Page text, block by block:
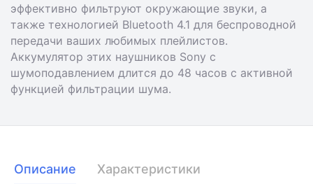
эффективно фильтруют окружающие звуки, а
также технологией Bluetooth 4.1 для беспроводной
передачи ваших любимых плейлистов.
Аккумулятор этих наушников Sony с
шумоподавлением длится до 48 часов с активной
функцией фильтрации шума.
Описание Характеристики